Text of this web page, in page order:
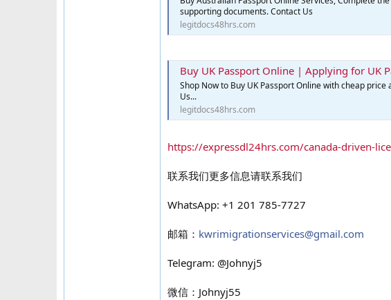
supporting documents. Contact Us
legitdocs48hrs.com
Buy UK Passport Online | Applying for UK
Shop Now to Buy UK Passport Online with cheap
Us...
legitdocs48hrs.com
https://expressdl24hrs.com/canada-driven-
联系我们更多信息请联系我们
WhatsApp: +1 201 785-7727
邮箱： kwrimigrationservices@gmail.com
Telegram: @Johnyj5
微信：Johnyj55